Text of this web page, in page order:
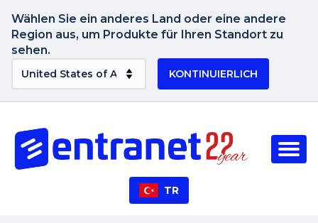
Wählen Sie ein anderes Land oder eine andere
Region aus, um Produkte für Ihren Standort zu
sehen.
KONTINUIERLICH
TR